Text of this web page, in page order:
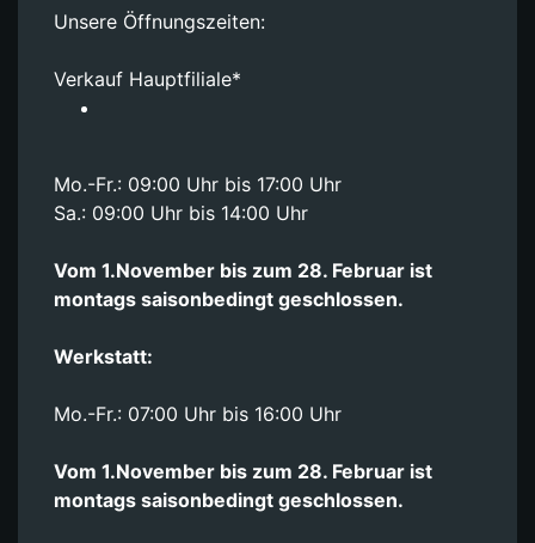
Unsere Öffnungszeiten:
Verkauf Hauptfiliale*
Mo.-Fr.: 09:00 Uhr bis 17:00 Uhr
Sa.: 09:00 Uhr bis 14:00 Uhr
Vom 1.November bis zum 28. Februar ist
montags saisonbedingt geschlossen.
Werkstatt:
Mo.-Fr.: 07:00 Uhr bis 16:00 Uhr
Vom 1.November bis zum 28. Februar ist
montags saisonbedingt geschlossen.